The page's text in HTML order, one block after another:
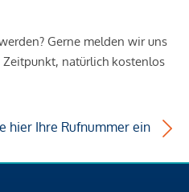
Gerne melden wir uns
natürlich kostenlos
hier Ihre Rufnummer ein